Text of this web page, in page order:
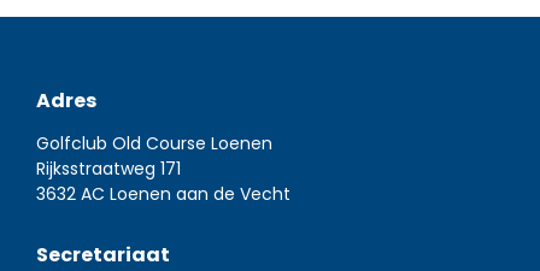
Adres
Golfclub Old Course Loenen
Rijksstraatweg 171
3632 AC Loenen aan de Vecht
Secretariaat